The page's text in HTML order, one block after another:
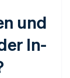
und
In-